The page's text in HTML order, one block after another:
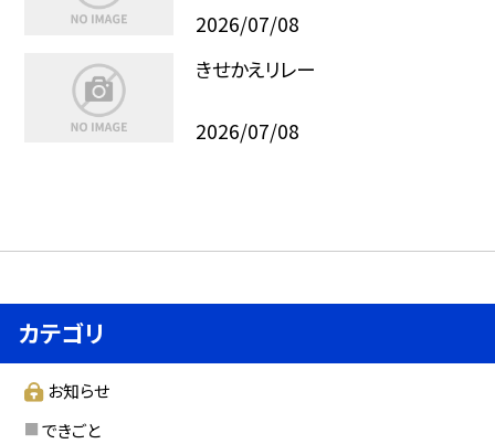
2026/07/08
きせかえリレー
2026/07/08
カテゴリ
お知らせ
できごと